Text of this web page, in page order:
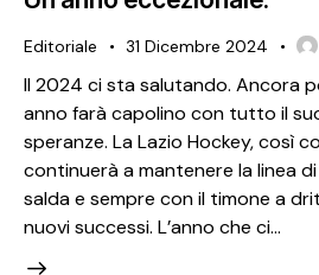
Editoriale 31 Dicembre 2024
Il 2024 ci sta salutando. Ancora
anno farà capolino con tutto il
speranze. La Lazio Hockey, così
continuerà a mantenere la linea
salda e sempre con il timone a
nuovi successi. L’anno che ci…